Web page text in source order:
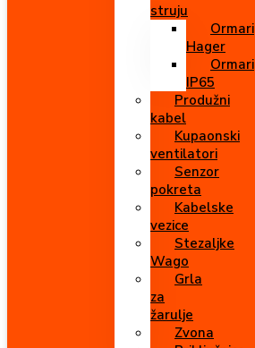
struju
Ormari
Hager
Ormari
IP65
Produžni
kabel
Kupaonski
ventilatori
Senzor
pokreta
Kabelske
vezice
Stezaljke
Wago
Grla
za
žarulje
Zvona